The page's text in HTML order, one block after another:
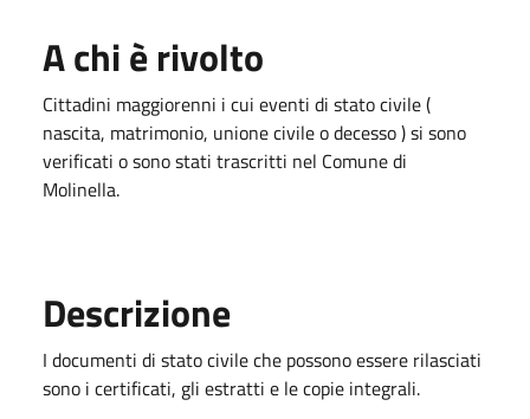
A chi è rivolto
Cittadini maggiorenni i cui eventi di stato civile (
nascita, matrimonio, unione civile o decesso ) si sono
verificati o sono stati trascritti nel Comune di
Molinella.
Descrizione
I documenti di stato civile che possono essere rilasciati
sono i certificati, gli estratti e le copie integrali.